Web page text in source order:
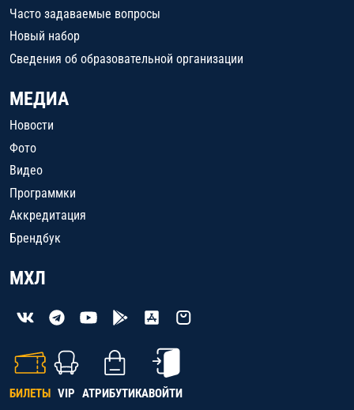
Часто задаваемые вопросы
Новый набор
Сведения об образовательной организации
МЕДИА
Новости
Фото
Видео
Программки
Аккредитация
Брендбук
МХЛ
БИЛЕТЫ VIP АТРИБУТИКАВОЙТИ